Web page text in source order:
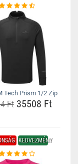
Tech Prism 1/2 Zip
Ft35508 Ft
KEDVEZMÉNY